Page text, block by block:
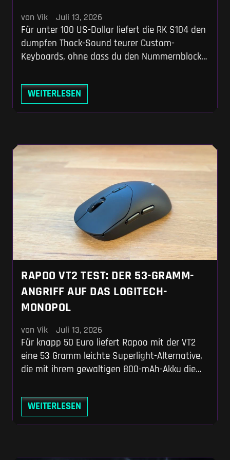
von Vik Juli 13, 2026
Für unter 100 US-Dollar liefert die RK S104 den
dumpfen Thock-Sound teurer Custom-
Keyboards, ohne dass du den Nummernblock
Size-Board mit 8000-mAh-Akku, Alu-Drehknopf
und TFT-Display, das dein hybrides Home-
Office- und Gaming-Setup direkt aufwertet.
WEITERLESEN
RAPOO VT2 TEST: DER 53-GRAMM-
ANGRIFF AUF DAS LOGITECH-
MONOPOL
von Vik Juli 13, 2026
Für knapp 50 Euro liefert Rapoo mit der VT2
eine 53 Gramm leichte Superlight-Alternative,
die mit ihrem gewaltigen 800-mAh-Akku die
Du bekommst native 8K-Polling-Rate und
einen PixArt-Oberklasse-Sensor, für den du bei
anderen Herstellern locker das Doppelte auf
WEITERLESEN